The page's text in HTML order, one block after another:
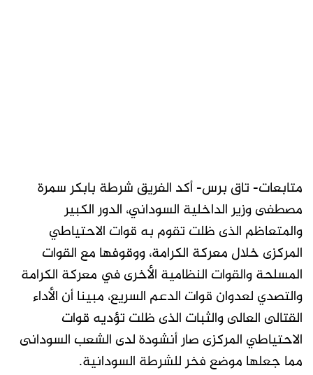
متابعات- تاق برس- أكد الفريق شرطة بابكر سمرة
مصطفى وزير الداخلية السوداني، الدور الكبير
والمتعاظم الذى ظلت تقوم به قوات الاحتياطي
المركزى خلال معركة الكرامة، ووقوفها مع القوات
المسلحة والقوات النظامية الأخرى في معركة الكرامة
والتصدي لعدوان قوات الدعم السريع، مبينا أن الأداء
القتالى العالى والثبات الذى ظلت تؤديه قوات
الاحتياطي المركزى صار أنشودة لدى الشعب السودانى
مما جعلها موضع فخر للشرطة السودانية.